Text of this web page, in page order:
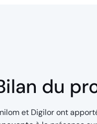
du
et Digilor ont